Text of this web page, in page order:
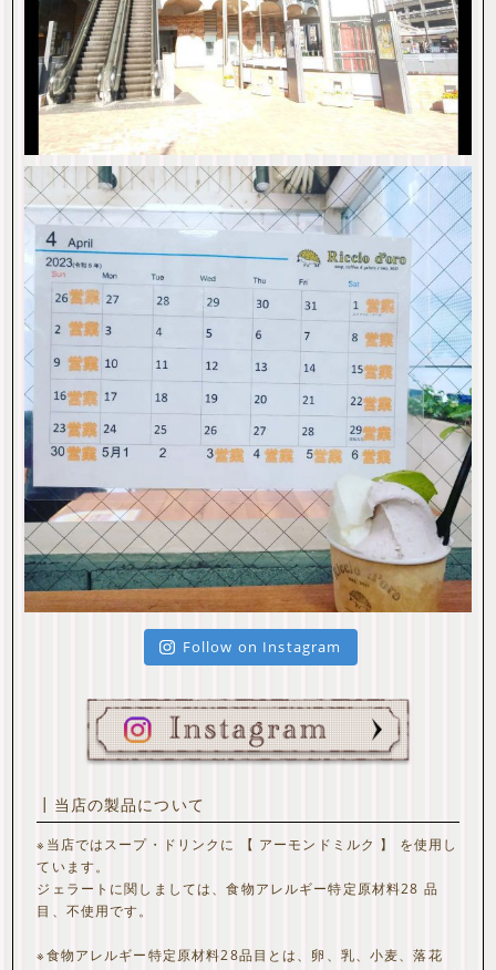
Follow on Instagram
┃当店の製品について
※当店ではスープ・ドリンクに 【 アーモンドミルク 】 を使用し
ています。
ジェラートに関しましては、食物アレルギー特定原材料28 品
目、不使用です。
※食物アレルギー特定原材料28品目とは、卵、乳、小麦、落花